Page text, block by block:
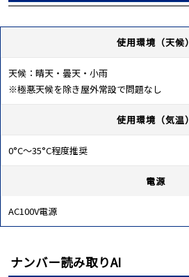
使用環境（天候）
天候：晴天・曇天・小雨
※極悪天候を除き屋外常設で問題なし
使用環境（気温）
0°C～35°C程度推奨
電源
AC100V電源
ナンバー読み取りAI